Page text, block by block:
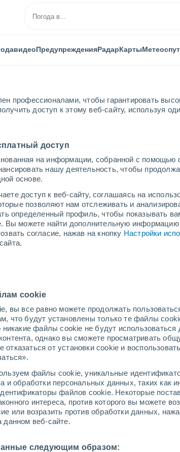
профессионалами, чтобы гарантировать
доступ к этому веб-сайту, используя
доступ
на информации, собранной с
нашу деятельность, чтобы
основе.
доступ к веб-сайту, соглашаясь на
позволяют нам отслеживать и
определенный профиль, чтобы показывать
Вы можете найти дополнительную
согласие, нажав на кнопку Настройки
cookie
вы все равно можете продолжать
что будут установлены только те файлы
файлы cookie не будут
однако вы сможете просматривать
от установки cookie и
файлы cookie, уникальные
и обработки персональных данных, таких как
файлов cookie. Некоторые
интереса, против которого вы можете
или возразить против обработки данных,
данном веб-сайте.
следующим образом:
видеоПредупрежденияРадарКарты
символ
+29°
+20°
Rolla
Saint
+31°
+19°
Sedalia
+31°
+19°
Springfield
West Plains